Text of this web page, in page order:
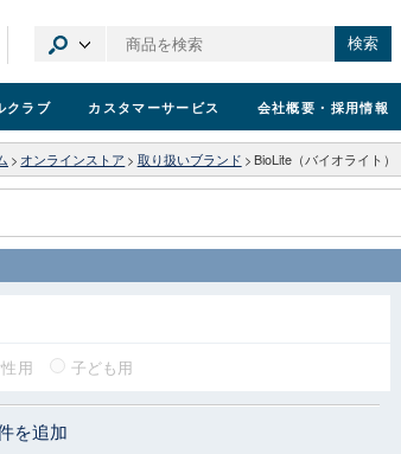
検索
クラブ カスタマーサービス 会社概要 ・採用情報
> オンラインストア > 取り扱いブランド > BioLite（バイオライト）
用 子ども用
を追加